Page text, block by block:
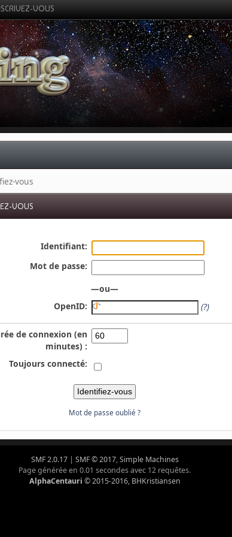
VOUS
vous
VOUS
Identifiant:
Mot de passe:
—ou—
OpenID:
(?)
de connexion (en
minutes) :
Toujours connecté:
Mot de passe oublié ?
SMF 2.0.17| SMF © 2017,Simple Machines
Page générée en 0.01 secondes avec 12 requêtes.
AlphaCentauri © 2015-2016, BHKristiansen